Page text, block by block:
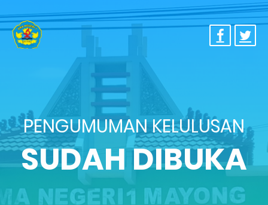
PENGUMUMAN KELULUSAN
SUDAH DIBUKA